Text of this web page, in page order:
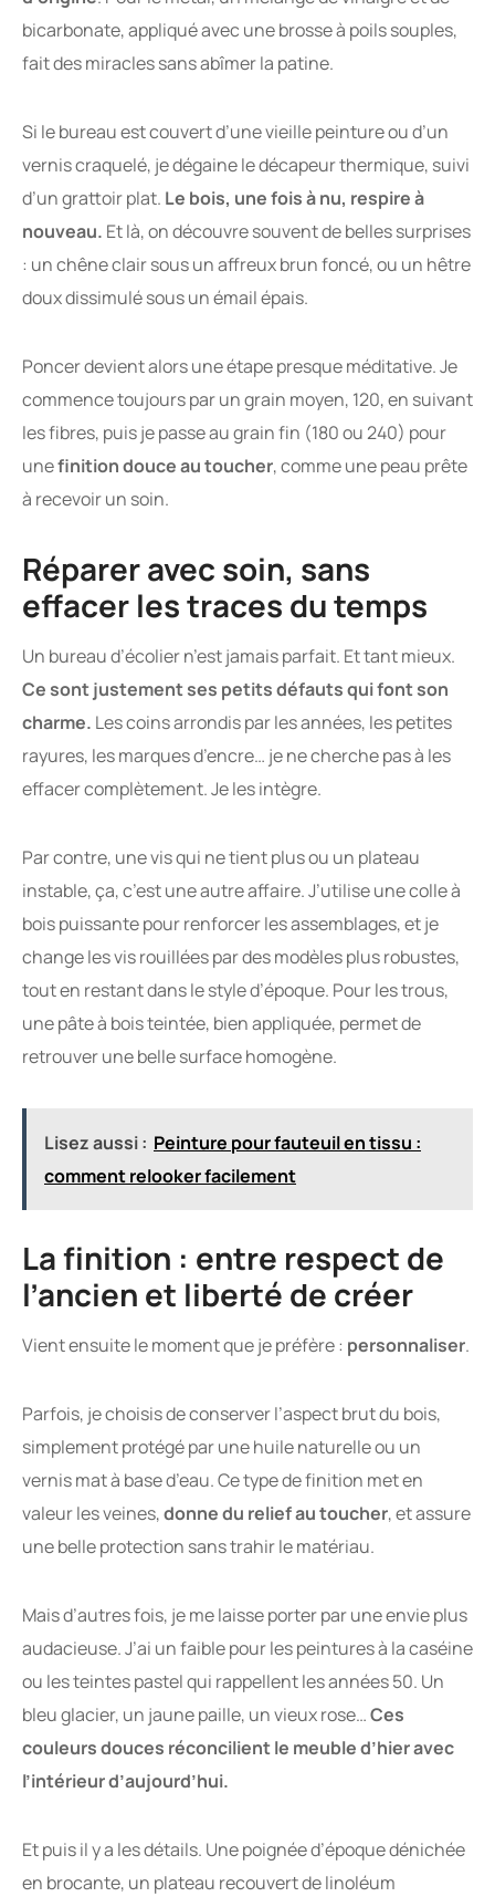
bicarbonate, appliqué avec une brosse à poils souples,
fait des miracles sans abîmer la patine.
Si le bureau est couvert d’une vieille peinture ou d’un
vernis craquelé, je dégaine le décapeur thermique, suivi
d’un grattoir plat. Le bois, une fois à nu, respire à
nouveau. Et là, on découvre souvent de belles surprises
: un chêne clair sous un affreux brun foncé, ou un hêtre
doux dissimulé sous un émail épais.
Poncer devient alors une étape presque méditative. Je
commence toujours par un grain moyen, 120, en suivant
les fibres, puis je passe au grain fin (180 ou 240) pour
unefinition douce au toucher, comme une peau prête
à recevoir un soin.
Réparer avec soin, sans
effacer les traces du temps
Un bureau d’écolier n’est jamais parfait. Et tant mieux.
Ce sont justement ses petits défauts qui font son
charme. Les coins arrondis par les années, les petites
rayures, les marques d’encre… je ne cherche pas à les
effacer complètement. Je les intègre.
Par contre, une vis qui ne tient plus ou un plateau
instable, ça, c’est une autre affaire. J’utilise une colle à
bois puissante pour renforcer les assemblages, et je
change les vis rouillées par des modèles plus robustes,
tout en restant dans le style d’époque. Pour les trous,
une pâte à bois teintée, bien appliquée, permet de
retrouver une belle surface homogène.
Lisez aussi : Peinture pour fauteuil en tissu :
comment relooker facilement
La finition : entre respect de
l’ancien et liberté de créer
Vient ensuite le moment que je préfère : personnaliser.
Parfois, je choisis de conserver l’aspect brut du bois,
simplement protégé par une huile naturelle ou un
vernis mat à base d’eau. Ce type de finition met en
valeur les veines,donne du relief au toucher, et assure
une belle protection sans trahir le matériau.
Mais d’autres fois, je me laisse porter par une envie plus
audacieuse. J’ai un faible pour les peintures à la caséine
ou les teintes pastel qui rappellent les années 50. Un
bleu glacier, un jaune paille, un vieux rose…Ces
couleurs douces réconcilient le meuble d’hier avec
l’intérieur d’aujourd’hui.
Et puis il y a les détails. Une poignée d’époque dénichée
en brocante, un plateau recouvert de linoléum